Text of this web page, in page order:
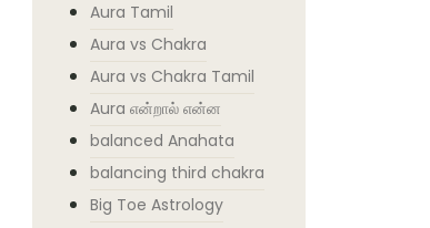
Aura Tamil
Aura vs Chakra
Aura vs Chakra Tamil
Aura என்றால் என்ன
balanced Anahata
balancing third chakra
Big Toe Astrology